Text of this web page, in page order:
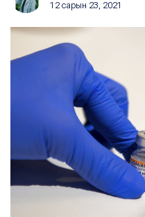
12 сарын 23, 2021